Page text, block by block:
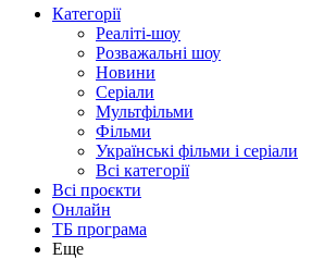
Категорії
Реаліті-шоу
Розважальні шоу
Новини
Серіали
Мультфільми
Фільми
Українські фільми і серіали
Всі категорії
Всі проєкти
Онлайн
ТБ програма
Еще